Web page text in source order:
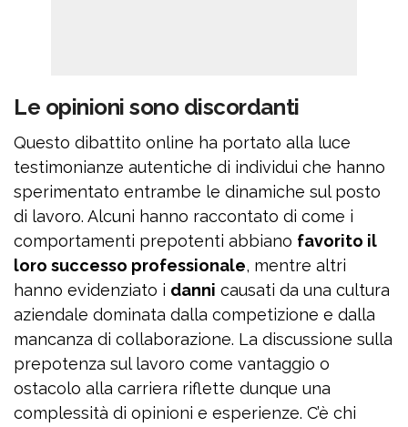
Le opinioni sono discordanti
Questo dibattito online ha portato alla luce
testimonianze autentiche di individui che hanno
sperimentato entrambe le dinamiche sul posto
di lavoro. Alcuni hanno raccontato di come i
comportamenti prepotenti abbiano favorito il
loro successo professionale, mentre altri
hanno evidenziato i danni causati da una cultura
aziendale dominata dalla competizione e dalla
mancanza di collaborazione. La discussione sulla
prepotenza sul lavoro come vantaggio o
ostacolo alla carriera riflette dunque una
complessità di opinioni e esperienze. C’è chi